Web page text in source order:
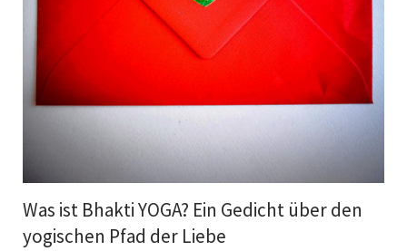
Was ist Bhakti YOGA? Ein Gedicht über den
yogischen Pfad der Liebe